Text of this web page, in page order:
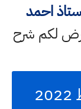
احمد
لكم شرح
حذوفات صف اول متوسط 2022